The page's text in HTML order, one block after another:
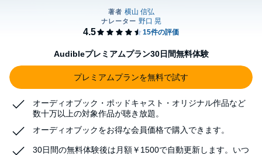
Audibleプレミアムプラン30日間無料体験
プレミアムプランを無料で試す
オーディオブック・ポッドキャスト・オリジナル作品など
数十万以上の対象作品が聴き放題。
オーディオブックをお得な会員価格で購入できます。
30日間の無料体験後は月額￥1500で自動更新します。いつ